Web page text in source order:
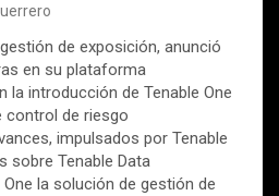
de exposición, anunció
en su plataforma
la introducción de Tenable One
control de riesgo
impulsados por Tenable
sobre Tenable Data
la solución de gestión de